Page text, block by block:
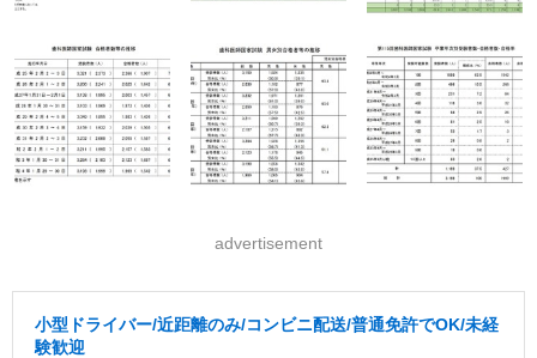
advertisement
小型ドライバー/近距離のみ/コンビニ配送/普通免許でOK/未経
験歓迎